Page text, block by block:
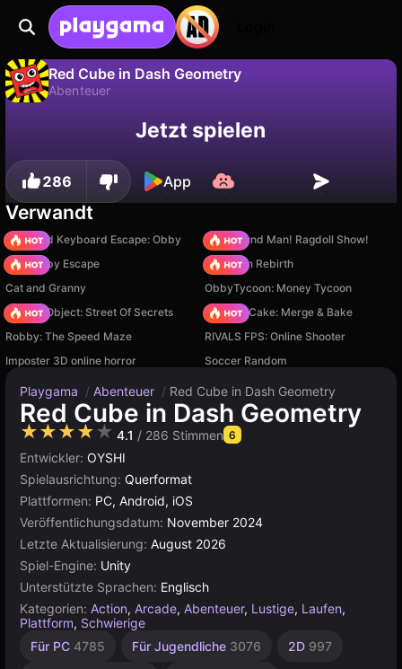
Red Cube in Dash Geometry
Abenteuer
speichern!
Nein
Jetzt spielen
286 App
Verwandt
+1 Speed Keyboard Escape: Obby
Playground Man! Ragdoll Show!
Your Obby Escape
Stickman Rebirth
Cat and Granny
ObbyTycoon: Money Tycoon
Hidden Object: Street Of Secrets
Piece of Cake: Merge & Bake
Robby: The Speed Maze
RIVALS FPS: Online Shooter
Imposter 3D online horror
Soccer Random
Playgama / Abenteuer / Red Cube in Dash Geometry
Red Cube in Dash Geometry
★★★★★ 4.1 / 286 Stimmen 6
Entwickler: OYSHI
Spielausrichtung: Querformat
Plattformen: PC, Android, iOS
Veröffentlichungsdatum: November 2024
Letzte Aktualisierung: August 2026
Spiel-Engine: Unity
Unterstützte Sprachen: Englisch
Kategorien: Action, Arcade, Abenteuer, Lustige, Laufen,
Plattform, Schwierige
Für PC 4785 Für Jugendliche 3076 2D 997
Endlos
Springen
Sammeln
Agility
Desktop
Für 1
Indie
Geometrie
Hochwertige
Pixel
Wurfspiele
Browser
Unity